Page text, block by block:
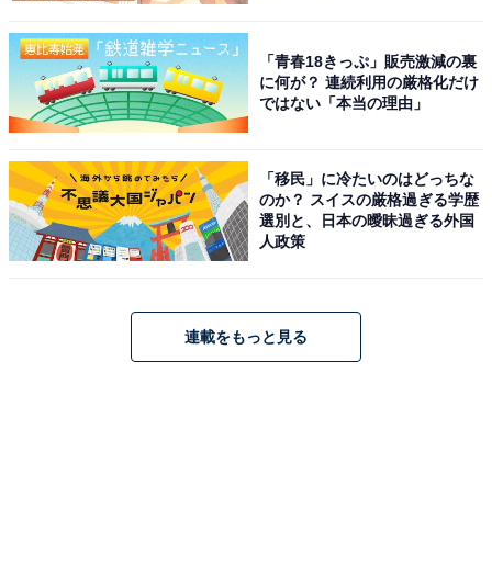
「青春18きっぷ」販売激減の裏
に何が？ 連続利用の厳格化だけ
ではない「本当の理由」
「移民」に冷たいのはどっちな
のか？ スイスの厳格過ぎる学歴
選別と、日本の曖昧過ぎる外国
人政策
連載をもっと見る